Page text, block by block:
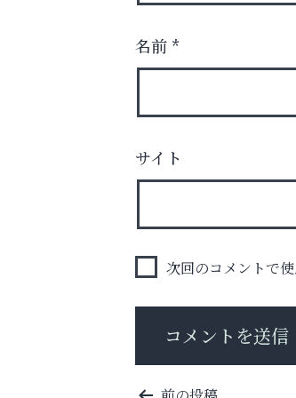
神戸牛ステーキに舌鼓♪
整体院エスコ
名前 *
サイト
次回のコメントで